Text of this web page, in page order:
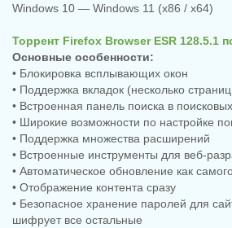
Windows 10 — Windows 11 (x86 / x64)
Торрент Firefox Browser ESR 128.5.1
Основные особенности:
• Блокировка всплывающих окон
• Поддержка вкладок (несколько
• Встроенная панель поиска в
• Широкие возможности по настройке
• Поддержка множества расширений
• Встроенные инструменты для веб-
• Автоматическое обновление как
• Отображение контента сразу
• Безопасное хранение паролей для
шифрует все остальные